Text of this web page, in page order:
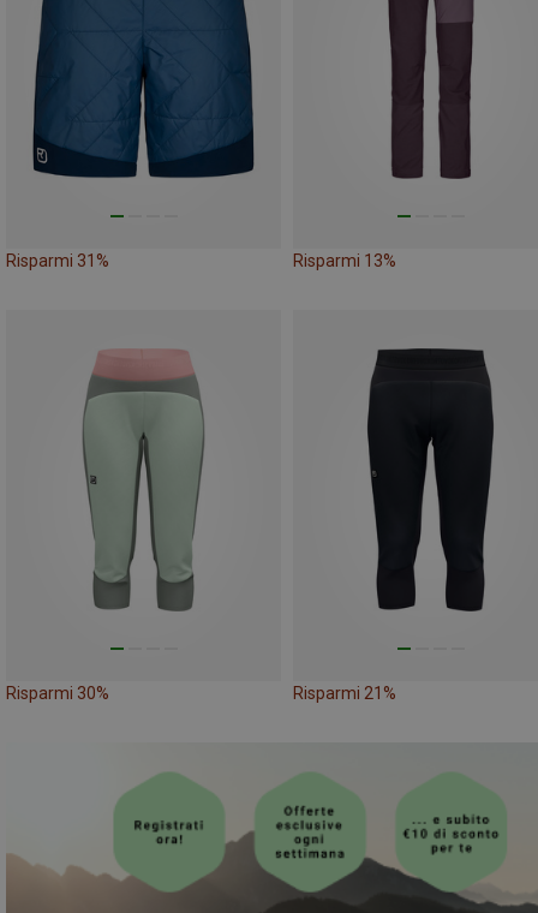
Risparmi 31% Risparmi 13%
Risparmi 30% Risparmi 21%